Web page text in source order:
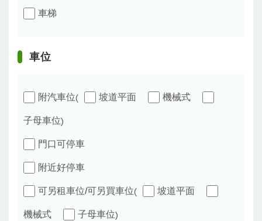
車梯
車位
附汽車位( 坡道平面 機械式
子母車位)
門口可停車
附近好停車
可另租車位/可另買車位( 坡道平面
機械式 子母車位)